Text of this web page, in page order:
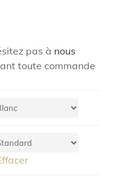
pas à nous
toute commande